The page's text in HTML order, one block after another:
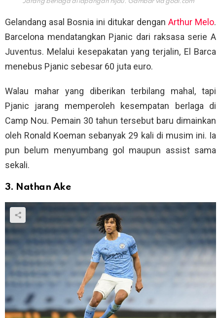
Gelandang asal Bosnia ini ditukar dengan Arthur Melo.
Barcelona mendatangkan Pjanic dari raksasa serie A
Juventus. Melalui kesepakatan yang terjalin, El Barca
menebus Pjanic sebesar 60 juta euro.
Walau mahar yang diberikan terbilang mahal, tapi
Pjanic jarang memperoleh kesempatan berlaga di
Camp Nou. Pemain 30 tahun tersebut baru dimainkan
oleh Ronald Koeman sebanyak 29 kali di musim ini. Ia
pun belum menyumbang gol maupun assist sama
sekali.
3. Nathan Ake